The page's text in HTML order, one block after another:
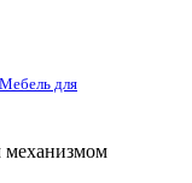
Мебель для